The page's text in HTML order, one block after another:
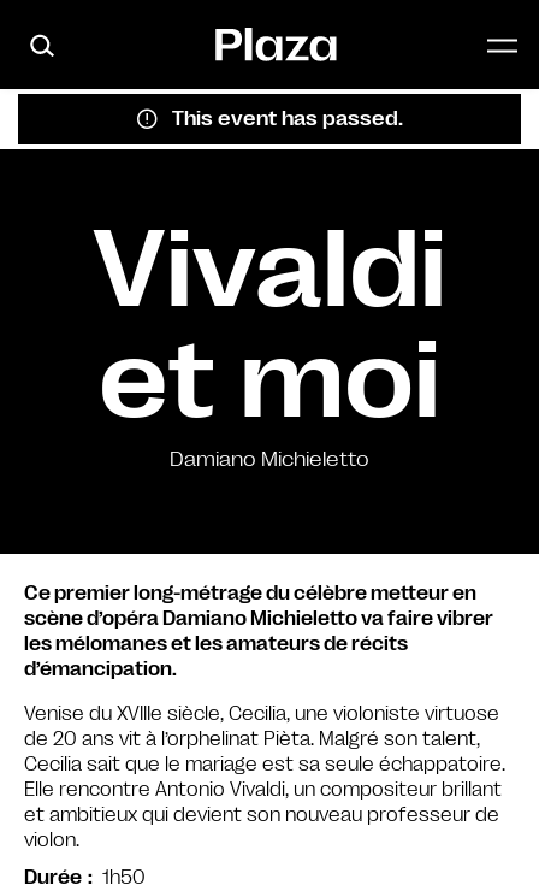
This event has passed.
Vivaldi
et moi
Damiano Michieletto
Ce premier long-métrage du célèbre metteur en
scène d’opéra Damiano Michieletto va faire vibrer
les mélomanes et les amateurs de récits
d’émancipation.
Venise du XVIIIe siècle, Cecilia, une violoniste virtuose
de 20 ans vit à l’orphelinat Pièta. Malgré son talent,
Cecilia sait que le mariage est sa seule échappatoire.
Elle rencontre Antonio Vivaldi, un compositeur brillant
et ambitieux qui devient son nouveau professeur de
violon.
Durée
1h50